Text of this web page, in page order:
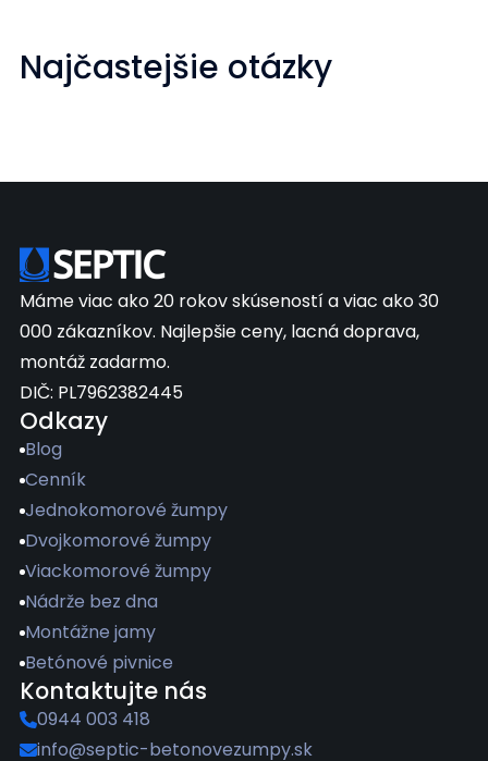
Najčastejšie otázky
Máme viac ako 20 rokov skúseností a viac ako 30
000 zákazníkov. Najlepšie ceny, lacná doprava,
montáž zadarmo.
DIČ: PL7962382445
Odkazy
Blog
Cenník
Jednokomorové žumpy
Dvojkomorové žumpy
Viackomorové žumpy
Nádrže bez dna
Montážne jamy
Betónové pivnice
Kontaktujte nás
0944 003 418
info@septic-betonovezumpy.sk